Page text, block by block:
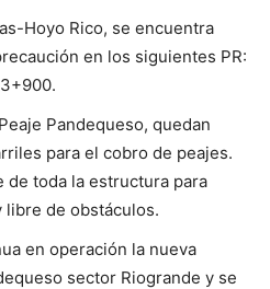
Hoyo Rico, se encuentra
en los siguientes PR:
Pandequeso, quedan
para el cobro de peajes.
de toda la estructura para
libre de obstáculos.
en operación la nueva
sector Riogrande y se